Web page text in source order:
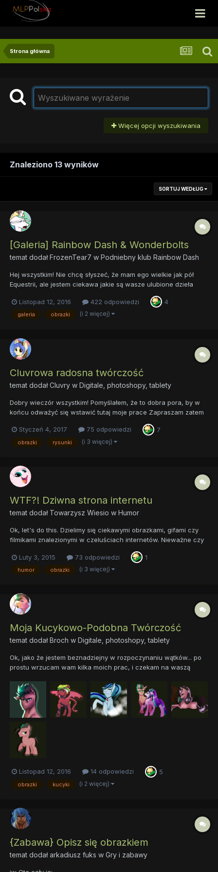
Strona główna
Więcej opcji wyszukiwania
Znaleziono 13 wyników
SORTUJ WEDŁUG
[Galeria] Rainbow Dash & Wonderbolts
temat dodałFrozenTear7 w Podniebny klub Rainbow Dash
Hej wszystkim! Nie chcę słyszeć, że mam ego wielkie jak pół
Equestrii, ale jestem ciekawa jakie są wasze ulubione dzieła
Wonderbolts! No dobra ego może tak na ćwierć Equestrii...
Postujcie swoje ulubione obrazki z naszymi wspaniały...
Listopad 12, 2016 422 odpowiedzi 4
galeria obrazki (i 2 więcej)
Cluvrowa radosna twórczość
temat dodałCluvry w Digitale, photoshopy, tablety
Dobry wieczór wszystkim! Pomyślałem, że to dobra pora, by w
końcu odważyć się wstawić tutaj moje prace Zapraszam zatem
galerii i z góry dziękuję za szczere oceny Pomyślałem, że prace
wstawię od najstarszej do najnowszej, by było w...
Styczeń 4, 2017 75 odpowiedzi 7
obrazki rysunki (i 3 więcej)
WTF?! Dziwna strona internetu
temat dodał Towarzysz Wiesio w Humor
Ok, let's do this. Dzielimy się ciekawymi obrazkami, gifami czy
filmikami znalezionymi w czeluściach internetów. Nieważne czy
naprawdę dziwne, WTF, co ja pacze . Dawajcie, wierzę w was
To ja rozkręcam moimi ulubieńcami:
Luty 3, 2015 73 odpowiedzi 1
humor obrazki (i 3 więcej)
Moja Kucykowo-Podobna Twórczość
temat dodałBroch w Digitale, photoshopy, tablety
Ok, jako że jestem beznadziejny w rozpoczynaniu wątków... po
prostu wrzucam wam kilka moich prac, i czekam na waszą
Listopad 12, 2016 14 odpowiedzi 5
obrazki kucyki (i 2 więcej)
{Zabawa} Opisz się obrazkiem
temat dodałarkadiusz fuks w Gry i zabawy